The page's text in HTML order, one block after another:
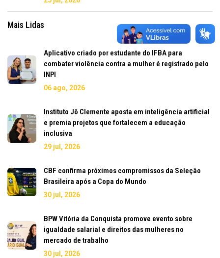
Mais Lidas
Aplicativo criado por estudante do IFBA para
combater violência contra a mulher é registrado pelo
INPI
06 ago, 2026
Instituto Jô Clemente aposta em inteligência artificial
e premia projetos que fortalecem a educação
inclusiva
29 jul, 2026
CBF confirma próximos compromissos da Seleção
Brasileira após a Copa do Mundo
30 jul, 2026
BPW Vitória da Conquista promove evento sobre
igualdade salarial e direitos das mulheres no
mercado de trabalho
30 jul, 2026